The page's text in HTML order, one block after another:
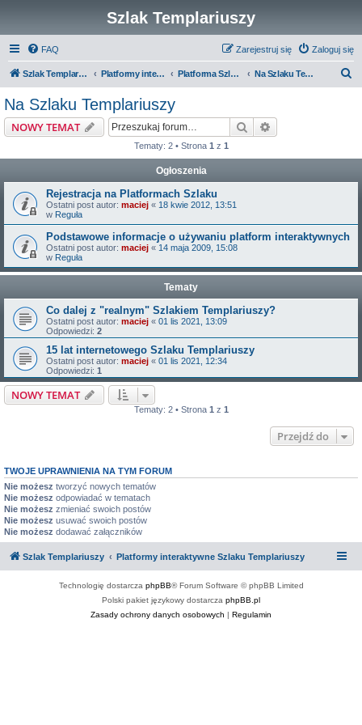
Szlak Templariuszy
FAQ Zaloguj się
Zarejestruj się
Szlak Templariuszy Platformy interaktywne Szlaku Templariuszy Platforma Szlak Templariuszy Na Szlaku Templariuszy
Na Szlaku Templariuszy
NOWY TEMAT Szukaj
Tematy: 2 • Strona 1 z 1
Ogłoszenia
Rejestracja na Platformach Szlaku
Ostatni post autor: maciej « 18 kwie 2012, 13:51
w Reguła
Podstawowe informacje o używaniu platform interaktywnych
Ostatni post autor: maciej « 14 maja 2009, 15:08
w Reguła
Tematy
Co dalej z "realnym" Szlakiem Templariuszy?
Ostatni post autor: maciej « 01 lis 2021, 13:09
Odpowiedzi: 2
15 lat internetowego Szlaku Templariuszy
Ostatni post autor: maciej « 01 lis 2021, 12:34
Odpowiedzi: 1
NOWY TEMAT
Tematy: 2 • Strona 1 z 1
Przejdź do
TWOJE UPRAWNIENIA NA TYM FORUM
Nie możesz tworzyć nowych tematów
Nie możesz odpowiadać w tematach
Nie możesz zmieniać swoich postów
Nie możesz usuwać swoich postów
Nie możesz dodawać załączników
Szlak Templariuszy Platformy interaktywne Szlaku Templariuszy
Technologię dostarcza phpBB® Forum Software © phpBB Limited
Polski pakiet językowy dostarcza phpBB.pl
Zasady ochrony danych osobowych | Regulamin